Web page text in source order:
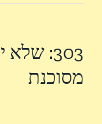
303:
מסוכנת